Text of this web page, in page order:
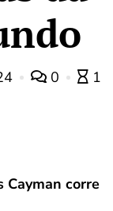
0
1
Cayman corre